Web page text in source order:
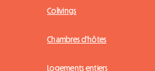
Colivings
Chambres d'hôtes
Logements entiers